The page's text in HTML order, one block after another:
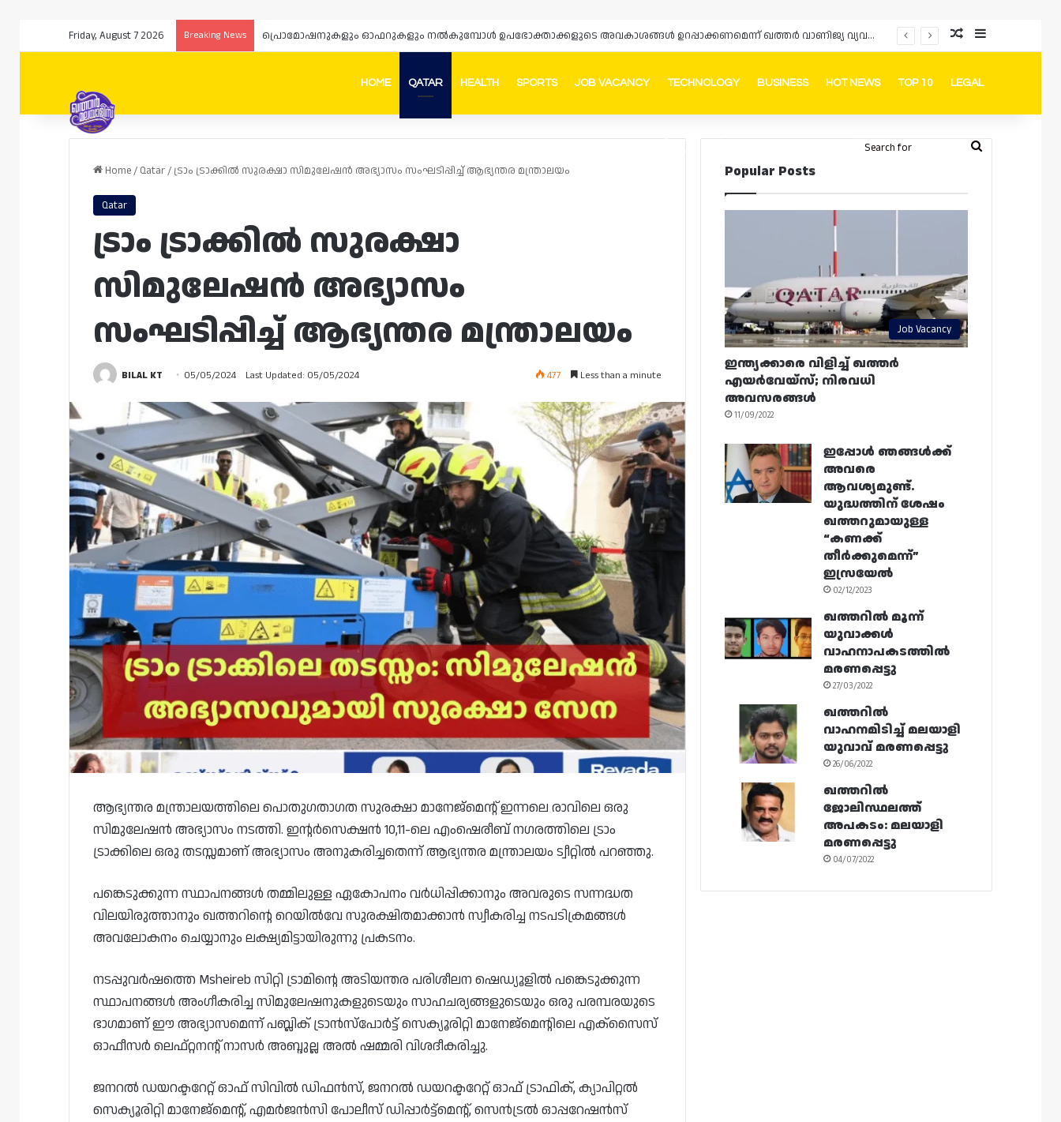
Friday, August 7 2026 Breaking News Random Article
Sidebar
HOME QATAR HEALTH SPORTS JOB VACANCY TECHNOLOGY BUSINESS HOT NEWS TOP 10 LEGAL
FacebookInstagram
Telegram
Whatsapp Random Article
Switch skin
Search
Home/ Qatar/ ട്രാം ട്രാക്കിൽ സുരക്ഷാ സിമുലേഷൻ അഭ്യാസം സംഘടിപ്പിച്ച് ആഭ്യന്തര മന്ത്രാലയം
Qatar
ട്രാം ട്രാക്കിൽ സുരക്ഷാ
സിമുലേഷൻ അഭ്യാസം
സംഘടിപ്പിച്ച് ആഭ്യന്തര മന്ത്രാലയം
BILAL KT 05/05/2024 Last Updated: 05/05/2024 477 Less than a minute
ആഭ്യന്തര മന്ത്രാലയത്തിലെ പൊതുഗതാഗത സുരക്ഷാ മാനേജ്‌മെൻ്റ് ഇന്നലെ രാവിലെ ഒരു
സിമുലേഷൻ അഭ്യാസം നടത്തി. ഇൻ്റർസെക്ഷൻ 10,11-ലെ എംഷെരീബ് നഗരത്തിലെ ട്രാം
ട്രാക്കിലെ ഒരു തടസ്സമാണ് അഭ്യാസം അനുകരിച്ചതെന്ന് ആഭ്യന്തര മന്ത്രാലയം ട്വീറ്റിൽ പറഞ്ഞു.
പങ്കെടുക്കുന്ന സ്ഥാപനങ്ങൾ തമ്മിലുള്ള ഏകോപനം വർധിപ്പിക്കാനും അവരുടെ സന്നദ്ധത
വിലയിരുത്താനും ഖത്തറിൻ്റെ റെയിൽവേ സുരക്ഷിതമാക്കാൻ സ്വീകരിച്ച നടപടിക്രമങ്ങൾ
അവലോകനം ചെയ്യാനും ലക്ഷ്യമിട്ടായിരുന്നു പ്രകടനം.
നടപ്പുവർഷത്തെ Msheireb സിറ്റി ട്രാമിൻ്റെ അടിയന്തര പരിശീലന ഷെഡ്യൂളിൽ പങ്കെടുക്കുന്ന
സ്ഥാപനങ്ങൾ അംഗീകരിച്ച സിമുലേഷനുകളുടെയും സാഹചര്യങ്ങളുടെയും ഒരു പരമ്പരയുടെ
ഭാഗമാണ് ഈ അഭ്യാസമെന്ന് പബ്ലിക് ട്രാൻസ്പോർട്ട് സെക്യൂരിറ്റി മാനേജ്‌മെൻ്റിലെ എക്‌സൈസ്
ഓഫീസർ ലെഫ്റ്റനൻ്റ് നാസർ അബ്ദുല്ല അൽ ഷമ്മരി വിശദീകരിച്ചു.
ജനറൽ ഡയറക്ടറേറ്റ് ഓഫ് സിവിൽ ഡിഫൻസ്, ജനറൽ ഡയറക്ടറേറ്റ് ഓഫ് ട്രാഫിക്, ക്യാപിറ്റൽ
സെക്യൂരിറ്റി മാനേജ്‌മെൻ്റ്, എമർജൻസി പോലീസ് ഡിപ്പാർട്ട്‌മെൻ്റ്, സെൻട്രൽ ഓപ്പറേഷൻസ്
Popular Posts
Job Vacancy
ഇന്ത്യക്കാരെ വിളിച്ച് ഖത്തർ
എയർവേയ്‌സ്; നിരവധി
അവസരങ്ങൾ
11/09/2022
ഇപ്പോൾ ഞങ്ങൾക്ക്
അവരെ
ആവശ്യമുണ്ട്.
യുദ്ധത്തിന് ശേഷം
ഖത്തറുമായുള്ള
“കണക്ക്
തീർക്കുമെന്ന്”
ഇസ്രയേൽ
02/12/2023
ഖത്തറിൽ മൂന്ന്
യുവാക്കൾ
വാഹനാപകടത്തിൽ
മരണപ്പെട്ടു
27/03/2022
ഖത്തറിൽ
വാഹനമിടിച്ച് മലയാളി
യുവാവ് മരണപ്പെട്ടു
26/06/2022
ഖത്തറിൽ
ജോലിസ്ഥലത്ത്
അപകടം: മലയാളി
മരണപ്പെട്ടു
04/07/2022